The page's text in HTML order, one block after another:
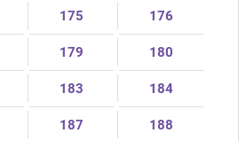
175 176
179 180
183 184
187 188